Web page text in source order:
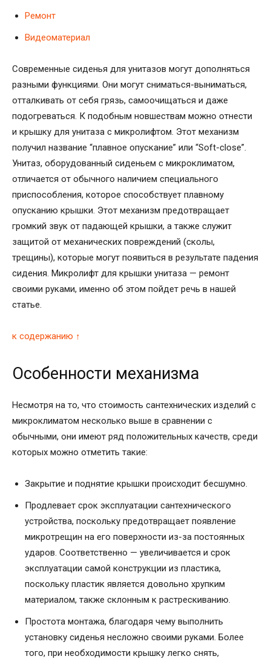
Ремонт
Видеоматериал
Современные сиденья для унитазов могут дополняться
разными функциями. Они могут сниматься-выниматься,
отталкивать от себя грязь, самоочищаться и даже
подогреваться. К подобным новшествам можно отнести
и крышку для унитаза с микролифтом. Этот механизм
получил название “плавное опускание” или “Soft-close”.
Унитаз, оборудованный сиденьем с микроклиматом,
отличается от обычного наличием специального
приспособления, которое способствует плавному
опусканию крышки. Этот механизм предотвращает
громкий звук от падающей крышки, а также служит
защитой от механических повреждений (сколы,
трещины), которые могут появиться в результате падения
сидения. Микролифт для крышки унитаза — ремонт
своими руками, именно об этом пойдет речь в нашей
статье.
к содержанию ↑
Особенности механизма
Несмотря на то, что стоимость сантехнических изделий с
микроклиматом несколько выше в сравнении с
обычными, они имеют ряд положительных качеств, среди
которых можно отметить такие:
Закрытие и поднятие крышки происходит бесшумно.
Продлевает срок эксплуатации сантехнического
устройства, поскольку предотвращает появление
микротрещин на его поверхности из-за постоянных
ударов. Соответственно — увеличивается и срок
эксплуатации самой конструкции из пластика,
поскольку пластик является довольно хрупким
материалом, также склонным к растрескиванию.
Простота монтажа, благодаря чему выполнить
установку сиденья несложно своими руками. Более
того, при необходимости крышку легко снять,